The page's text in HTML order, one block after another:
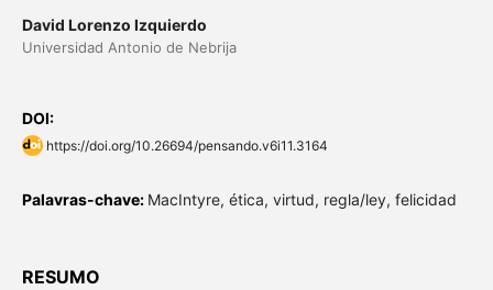
David Lorenzo Izquierdo
Universidad Antonio de Nebrija
DOI:
https://doi.org/10.26694/pensando.v6i11.3164
Palavras-chave: MacIntyre, ética, virtud, regla/ley, felicidad
RESUMO